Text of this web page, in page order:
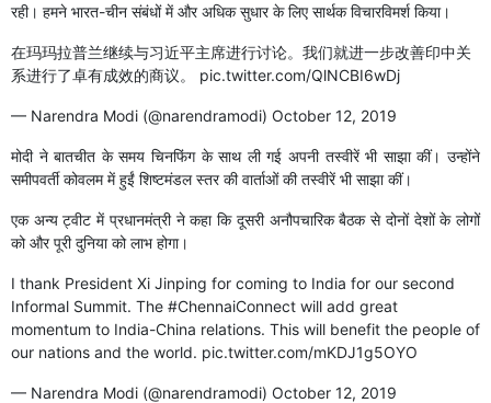
रही। हमने भारत-चीन संबंधों में और अधिक सुधार के लिए सार्थक विचारविमर्श किया।
在玛玛拉普兰继续与习近平主席进行讨论。我们就进一步改善印中关
系进行了卓有成效的商议。 pic.twitter.com/QlNCBI6wDj
— Narendra Modi (@narendramodi) October 12, 2019
मोदी ने बातचीत के समय चिनफिंग के साथ ली गई अपनी तस्वीरें भी साझा कीं। उन्होंने
समीपवर्ती कोवलम में हुईं शिष्टमंडल स्तर की वार्ताओं की तस्वीरें भी साझा कीं।
एक अन्य ट्वीट में प्रधानमंत्री ने कहा कि दूसरी अनौपचारिक बैठक से दोनों देशों के लोगों
को और पूरी दुनिया को लाभ होगा।
I thank President Xi Jinping for coming to India for our second
Informal Summit. The #ChennaiConnect will add great
momentum to India-China relations. This will benefit the people of
our nations and the world. pic.twitter.com/mKDJ1g5OYO
— Narendra Modi (@narendramodi) October 12, 2019